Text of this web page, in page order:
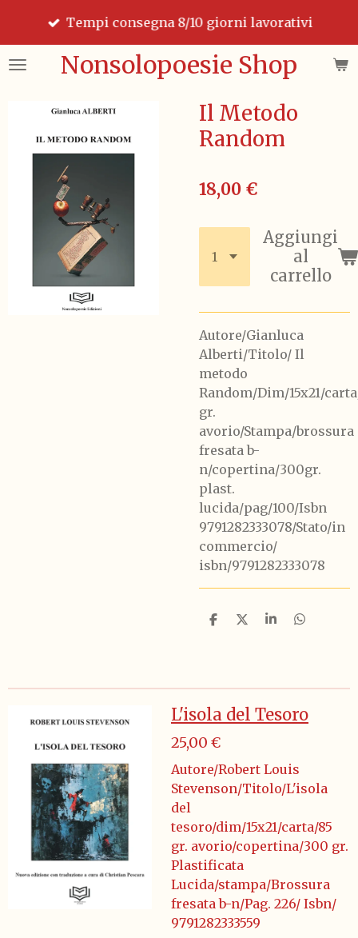
contenuto
principaleNonsolopoesie Shop
Tempi consegna 8/10 giorni lavorativi
Il Metodo
Random
18,00 €
Aggiungi
al
carrello
Autore/Gianluca
Alberti/Titolo/ Il
metodo
Random/Dim/15x21/
gr.
avorio/Stampa/brossura
fresata b-
n/copertina/300gr.
plast.
lucida/pag/100/Isbn
9791282333078/Stato/in
commercio/
isbn/9791282333078
C
v
d
i
C
v
d
i
C
v
d
i
C
v
d
i
L'isola del Tesoro
25,00 €
Autore/Robert Louis
Stevenson/Titolo/L'isola
del
tesoro/dim/15x21/carta/85
gr. avorio/copertina/300 gr.
Plastificata
Lucida/stampa/Brossura
fresata b-n/Pag. 226/ Isbn/
9791282333559